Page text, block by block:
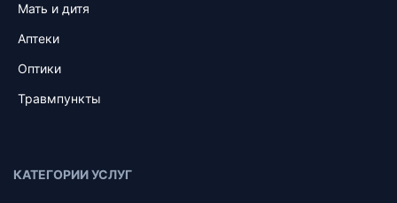
Мать и дитя
Аптеки
Оптики
Травмпункты
КАТЕГОРИИ УСЛУГ